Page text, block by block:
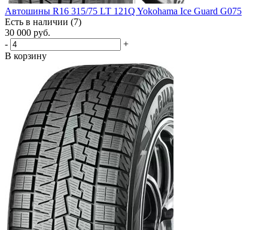
Автошины R16 315/75 LT 121Q Yokohama Ice Guard G075
Есть в наличии (7)
30 000 руб.
-
+
В корзину